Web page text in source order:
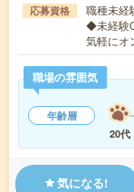
応募資格
職種未経
◆未経験
気軽に
職場の雰囲気
年齢層
20代
気になる!